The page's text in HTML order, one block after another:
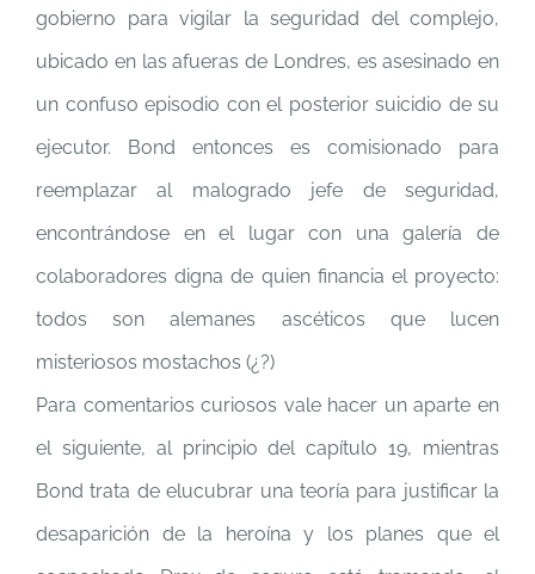
gobierno para vigilar la seguridad del complejo,
ubicado en las afueras de Londres, es asesinado en
un confuso episodio con el posterior suicidio de su
ejecutor. Bond entonces es comisionado para
reemplazar al malogrado jefe de seguridad,
encontrándose en el lugar con una galería de
colaboradores digna de quien financia el proyecto:
todos son alemanes ascéticos que lucen
misteriosos mostachos (¿?)
Para comentarios curiosos vale hacer un aparte en
el siguiente, al principio del capítulo 19, mientras
Bond trata de elucubrar una teoría para justificar la
desaparición de la heroína y los planes que el